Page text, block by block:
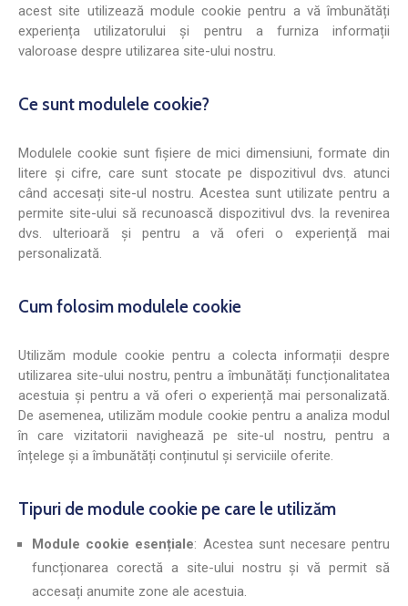
acest site utilizează module cookie pentru a vă îmbunătăți
experiența utilizatorului și pentru a furniza informații
valoroase despre utilizarea site-ului nostru.
Ce sunt modulele cookie?
Modulele cookie sunt fișiere de mici dimensiuni, formate din
litere și cifre, care sunt stocate pe dispozitivul dvs. atunci
când accesați site-ul nostru. Acestea sunt utilizate pentru a
permite site-ului să recunoască dispozitivul dvs. la revenirea
dvs. ulterioară și pentru a vă oferi o experiență mai
personalizată.
Cum folosim modulele cookie
Utilizăm module cookie pentru a colecta informații despre
utilizarea site-ului nostru, pentru a îmbunătăți funcționalitatea
acestuia și pentru a vă oferi o experiență mai personalizată.
De asemenea, utilizăm module cookie pentru a analiza modul
în care vizitatorii navighează pe site-ul nostru, pentru a
înțelege și a îmbunătăți conținutul și serviciile oferite.
Tipuri de module cookie pe care le utilizăm
Module cookie esențiale: Acestea sunt necesare pentru
funcționarea corectă a site-ului nostru și vă permit să
accesați anumite zone ale acestuia.